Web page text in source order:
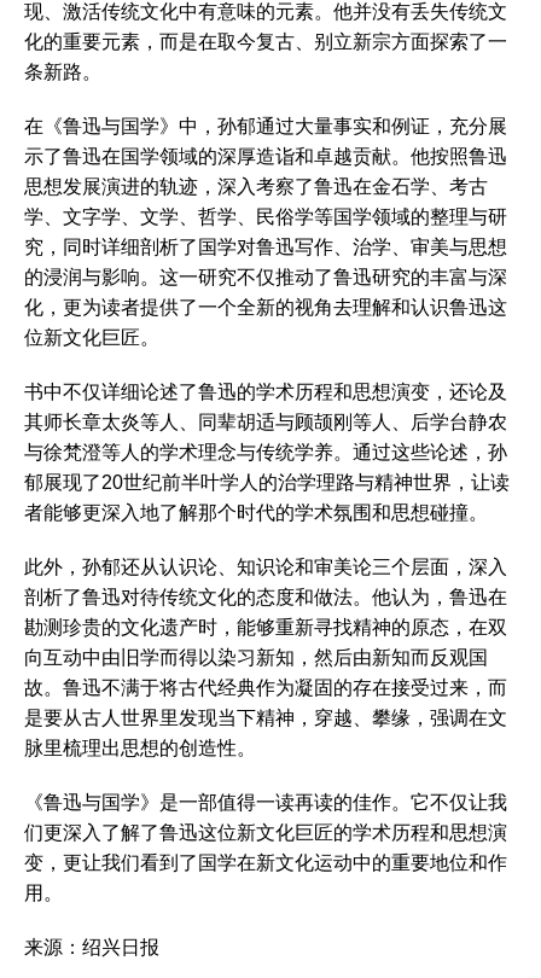
现、激活传统文化中有意味的元素。他并没有丢失传统文
化的重要元素，而是在取今复古、别立新宗方面探索了一
条新路。
在《鲁迅与国学》中，孙郁通过大量事实和例证，充分展
示了鲁迅在国学领域的深厚造诣和卓越贡献。他按照鲁迅
思想发展演进的轨迹，深入考察了鲁迅在金石学、考古
学、文字学、文学、哲学、民俗学等国学领域的整理与研
究，同时详细剖析了国学对鲁迅写作、治学、审美与思想
的浸润与影响。这一研究不仅推动了鲁迅研究的丰富与深
化，更为读者提供了一个全新的视角去理解和认识鲁迅这
位新文化巨匠。
书中不仅详细论述了鲁迅的学术历程和思想演变，还论及
其师长章太炎等人、同辈胡适与顾颉刚等人、后学台静农
与徐梵澄等人的学术理念与传统学养。通过这些论述，孙
郁展现了20世纪前半叶学人的治学理路与精神世界，让读
者能够更深入地了解那个时代的学术氛围和思想碰撞。
此外，孙郁还从认识论、知识论和审美论三个层面，深入
剖析了鲁迅对待传统文化的态度和做法。他认为，鲁迅在
勘测珍贵的文化遗产时，能够重新寻找精神的原态，在双
向互动中由旧学而得以染习新知，然后由新知而反观国
故。鲁迅不满于将古代经典作为凝固的存在接受过来，而
是要从古人世界里发现当下精神，穿越、攀缘，强调在文
脉里梳理出思想的创造性。
《鲁迅与国学》是一部值得一读再读的佳作。它不仅让我
们更深入了解了鲁迅这位新文化巨匠的学术历程和思想演
变，更让我们看到了国学在新文化运动中的重要地位和作
用。
来源：绍兴日报